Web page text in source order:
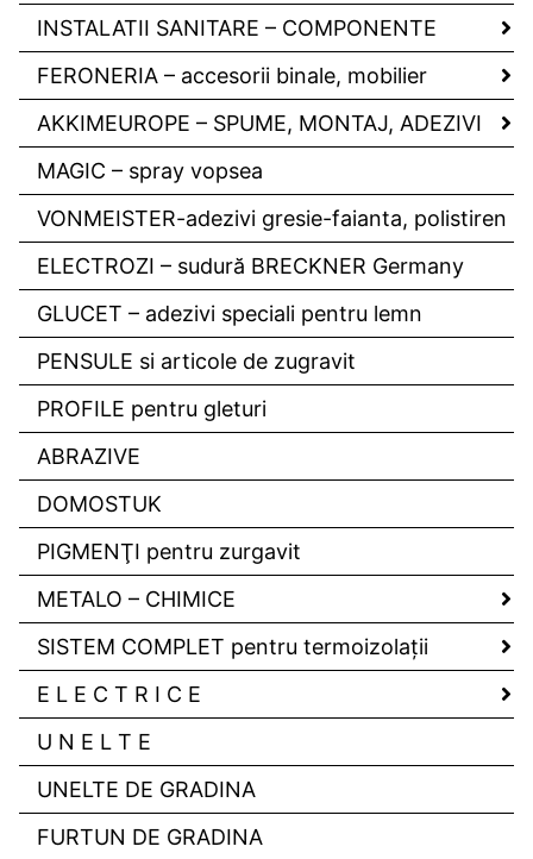
INSTALATII SANITARE – COMPONENTE
FERONERIA – accesorii binale, mobilier
AKKIMEUROPE – SPUME, MONTAJ, ADEZIVI
MAGIC – spray vopsea
VONMEISTER-adezivi gresie-faianta, polistiren
ELECTROZI – sudură BRECKNER Germany
GLUCET – adezivi speciali pentru lemn
PENSULE si articole de zugravit
PROFILE pentru gleturi
ABRAZIVE
DOMOSTUK
PIGMENŢI pentru zurgavit
METALO – CHIMICE
SISTEM COMPLET pentru termoizolaţii
E L E C T R I C E
U N E L T E
UNELTE DE GRADINA
FURTUN DE GRADINA